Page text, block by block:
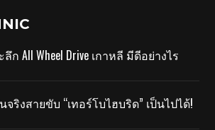
ะลึก All Wheel Drive เกาหลี มีดีอย่างไร
จริงสายขับ “เทอร์โบไฮบริด” เป็นไปได้!